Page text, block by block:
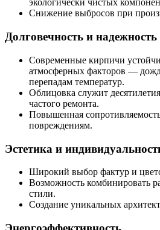
экологически чистых
Снижение выбросов при
Долговечность и надежность
Современные кирпичи
атмосферных факторов —
перепадам температур.
Облицовка служит
частого ремонта.
Повышенная
повреждениям.
Эстетика и
Широкий выбор фактур и
Возможность комбинировать
стили.
Создание уникальных